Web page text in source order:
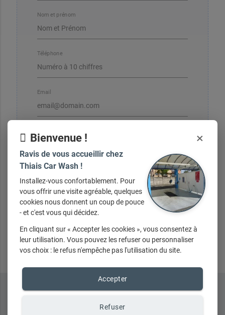
Nom et prénom
Téléphone
Email
Votre message
Envoyer
Bienvenue ! ×
Ravis de vous accueillir chez
Thiais Car Wash !
Installez-vous confortablement. Pour
vous offrir une visite agréable, quelques
cookies nous donnent un coup de pouce
- et c'est vous qui décidez.
En cliquant sur « Accepter les cookies », vous consentez à
leur utilisation. Vous pouvez les refuser ou personnaliser
vos choix : le refus n'empêche pas l'utilisation du site.
Accepter
Refuser